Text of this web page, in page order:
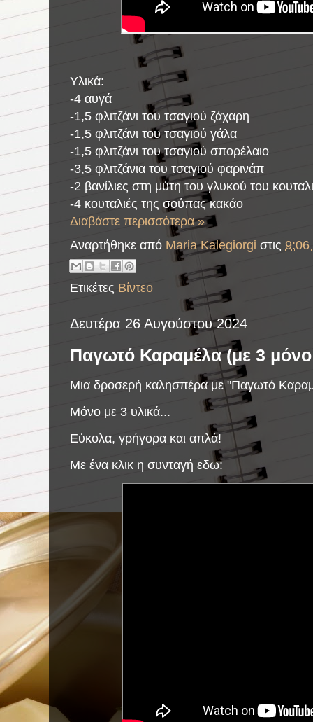
Υλικά:
-4 αυγά
-1,5 φλιτζάνι του τσαγιού ζάχαρη
-1,5 φλιτζάνι του τσαγιού γάλα
-1,5 φλιτζάνι του τσαγιού σπορέλαιο
-3,5 φλιτζάνια του τσαγιού φαρινάπ
-2 βανίλιες στη μύτη του γλυκού του
-4 κουταλιές της σούπας κακάο
Διαβάστε περισσότερα »
Αναρτήθηκε από Maria Kalegiorgi στις 9:06
Ετικέτες Βίντεο
Δευτέρα 26 Αυγούστου 2024
Παγωτό Καραμέλα (με 3 μόνο
Μια δροσερή καλησπέρα με "Παγωτό
Μόνο με 3 υλικά...
Εύκολα, γρήγορα και απλά!
Με ένα κλικ η συνταγή εδω: